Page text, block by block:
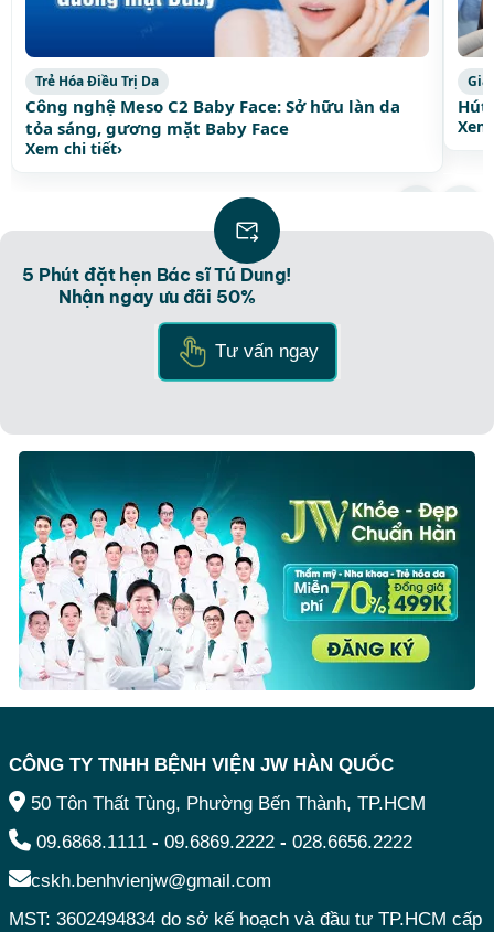
Trẻ Hóa Điều Trị Da
Công nghệ Meso C2 Baby Face: Sở hữu làn da
tỏa sáng, gương mặt Baby Face
Xem chi tiết›
Hút
Xem thêm bài viết thịnh hành
5 Phút đặt hẹn Bác sĩ Tú Dung!
Nhận ngay ưu đãi 50%
Tư vấn ngay
CÔNG TY TNHH BỆNH VIỆN JW HÀN QUỐC
50 Tôn Thất Tùng, Phường Bến Thành, TP.HCM
09.6868.1111 - 09.6869.2222 - 028.6656.2222
cskh.benhvienjw@gmail.com
MST: 3602494834 do sở kế hoạch và đầu tư TP.HCM cấp